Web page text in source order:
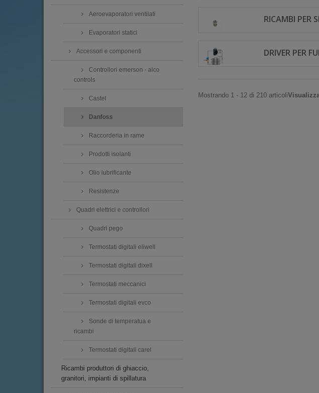
Aeroevaporatori ventilati
Evaporatori statici
Accessori e componenti
Controllori emerson - alco
controls
Castel
Danfoss
Raccorderia in rame
Prodotti isolanti
Olio lubrificante
Resistenze
Quadri elettrici e controllori
Quadri pego
Termostati digitali eliwell
Termostati digitali dixell
Termostati meccanici
Termostati digitali evco
Sonde di temperatua e
ricambi
Termostati digitali carel
Ricambi produttori di ghiaccio,
granitori, impianti di spillatura
RICAMBI PER
DRIVER PER
Mostrando 1 - 12 di 210 articoli